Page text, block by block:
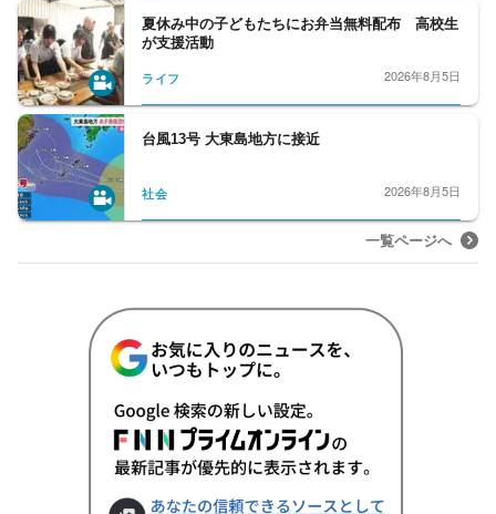
夏休み中の子どもたちにお弁当無料配布 高校生
が支援活動
ライフ 2026年8月5日
台風13号 大東島地方に接近
社会 2026年8月5日
一覧ページへ